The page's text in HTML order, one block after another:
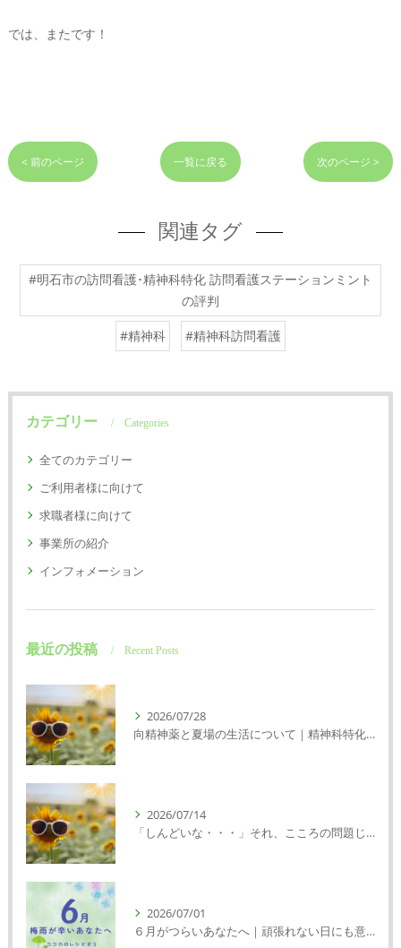
では、またです！
< 前のページ 一覧に戻る 次のページ >
関連タグ
#明石市の訪問看護･精神科特化 訪問看護ステーションミント
の評判
#精神科 #精神科訪問看護
カテゴリー Categories
全てのカテゴリー
ご利用者様に向けて
求職者様に向けて
事業所の紹介
インフォメーション
最近の投稿 Recent Posts
2026/07/28
向精神薬と夏場の生活について｜精神科特化訪問看護ミント【明石市・神戸市垂水区・神戸市西区】
2026/07/14
「しんどいな・・・」それ、こころの問題じゃないかもしれません｜精神科特化訪問看護ミント【明石市・神戸市西区・垂水区】
2026/07/01
６月がつらいあなたへ｜頑張れない日にも意味がある